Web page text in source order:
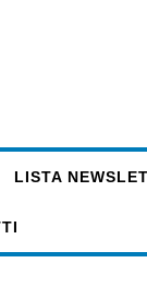
LISTA